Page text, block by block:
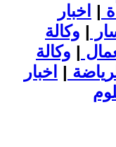
| اخبار
| وكالة
| وكالة
| اخبار